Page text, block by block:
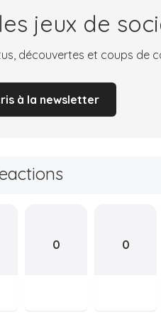
jeux de
découvertes et coups de
à la newsletter
0 0